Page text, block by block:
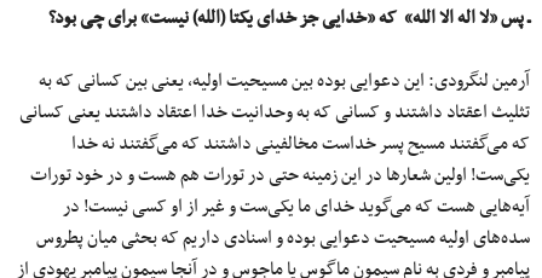
ـ پس «لا اله الا الله» که «خدایی جز خدای یکتا (الله) نیست» برای چی بود؟
آرمین لنگرودی: این دعوایی بوده بین مسیحیت اولیه، یعنی بین کسانی که به
تثلیث اعقتاد داشتند و کسانی که به وحدانیت خدا اعتقاد داشتند یعنی کسانی
که می‌گفتند مسیح پسر خداست مخالفینی داشتند که می‌گفتند نه خدا
یکی‌ست! اولین شعارها در این زمینه حتی در تورات هم هست و در خود تورات
آیه‌هایی هست که می‌گوید خدای ما یکی‌ست و غیر از او کسی نیست! در
سده‌های اولیه مسیحیت دعوایی بوده و اسنادی داریم که بحثی میان پطروس
پیامبر و فردی به نام سیمون ماگوس یا ماجوس و در آنجا سیمون پیامبر یهودی از